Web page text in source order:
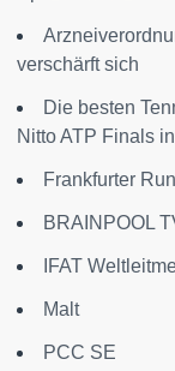
verschärft sich
Die besten
Nitto ATP Finals
Frankfurter
BRAINPOOL
IFAT
Malt
PCC SE